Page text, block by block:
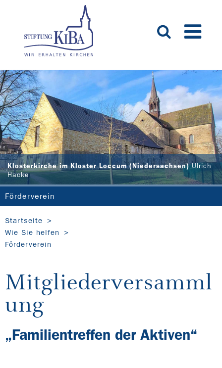
Klosterkirche im Kloster Loccum (Niedersachsen)Ulrich
Hacke
Förderverein
Startseite
Wie Sie helfen
Förderverein
Mitgliederversamml
ung
„Familientreffen der Aktiven“